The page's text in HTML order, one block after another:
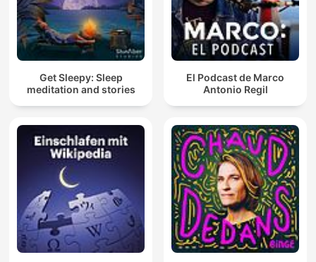
Get Sleepy: Sleep
meditation and stories
El Podcast de Marco
Antonio Regil